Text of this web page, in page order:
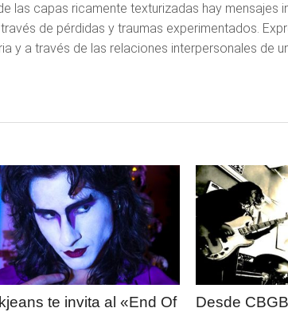
las capas ricamente texturizadas hay
de pérdidas y traumas experimentados.
y a través de las relaciones interpersonales de
LEER
MAS
te invita al «End Of
Desde